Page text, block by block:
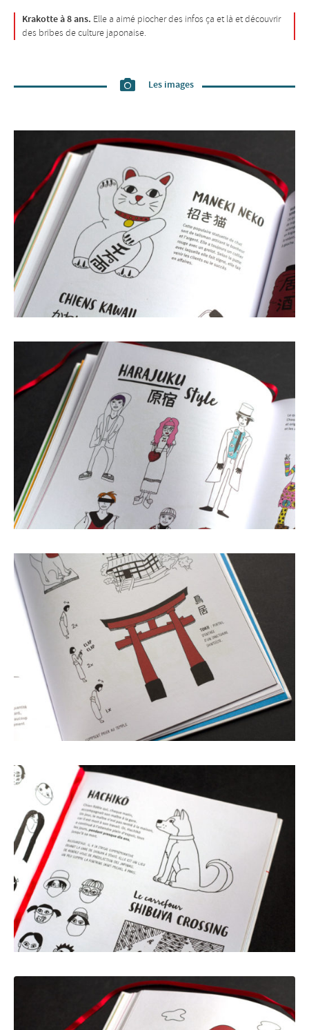
Krakotte à 8 ans. Elle a aimé piocher des infos ça et là et découvrir
des bribes de culture japonaise.
Les images